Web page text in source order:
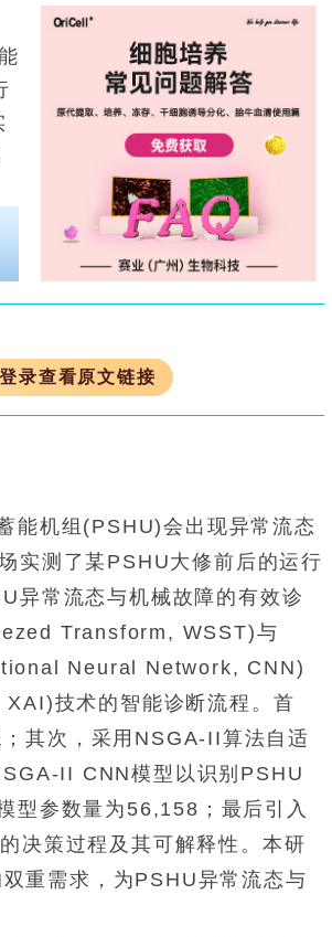
录查看原文链接
能机组(PSHU)会出现异常流态
实测了某PSHU大修前后的运行
异常流态与机械故障的有效诊
Transform, WSST)与
Neural Network, CNN)
技术的智能诊断流程。首
其次，采用NSGA-II算法自适
II CNN模型以识别PSHU
型参数量为56,158；最后引入
策过程及其可解释性。本研
重需求，为PSHU异常流态与